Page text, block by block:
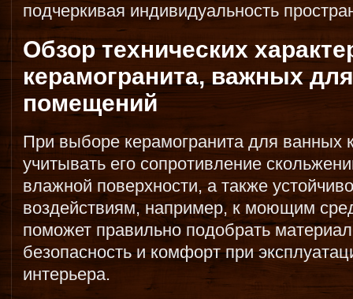
подчеркивая индивидуальность
Обзор технических
керамогранита, важных
помещений
При выборе керамогранита для ванных
учитывать его сопротивление
влажной поверхности, а также
воздействиям, например, к моющим
поможет правильно подобрать
безопасность и комфорт при
интерьера.